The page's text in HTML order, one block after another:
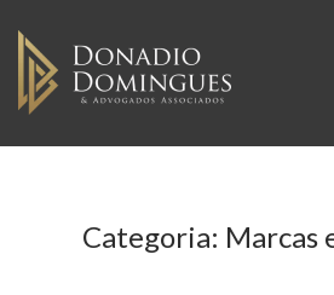
content
Categoria: Marcas